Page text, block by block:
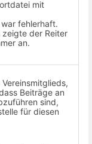
mit
fehlerhaft.
der Reiter
an.
Beiträge an
sind,
für diesen